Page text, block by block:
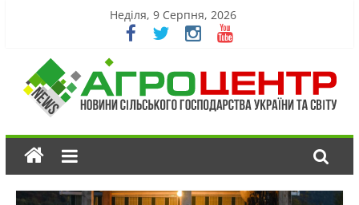
Неділя, 9 Серпня, 2026